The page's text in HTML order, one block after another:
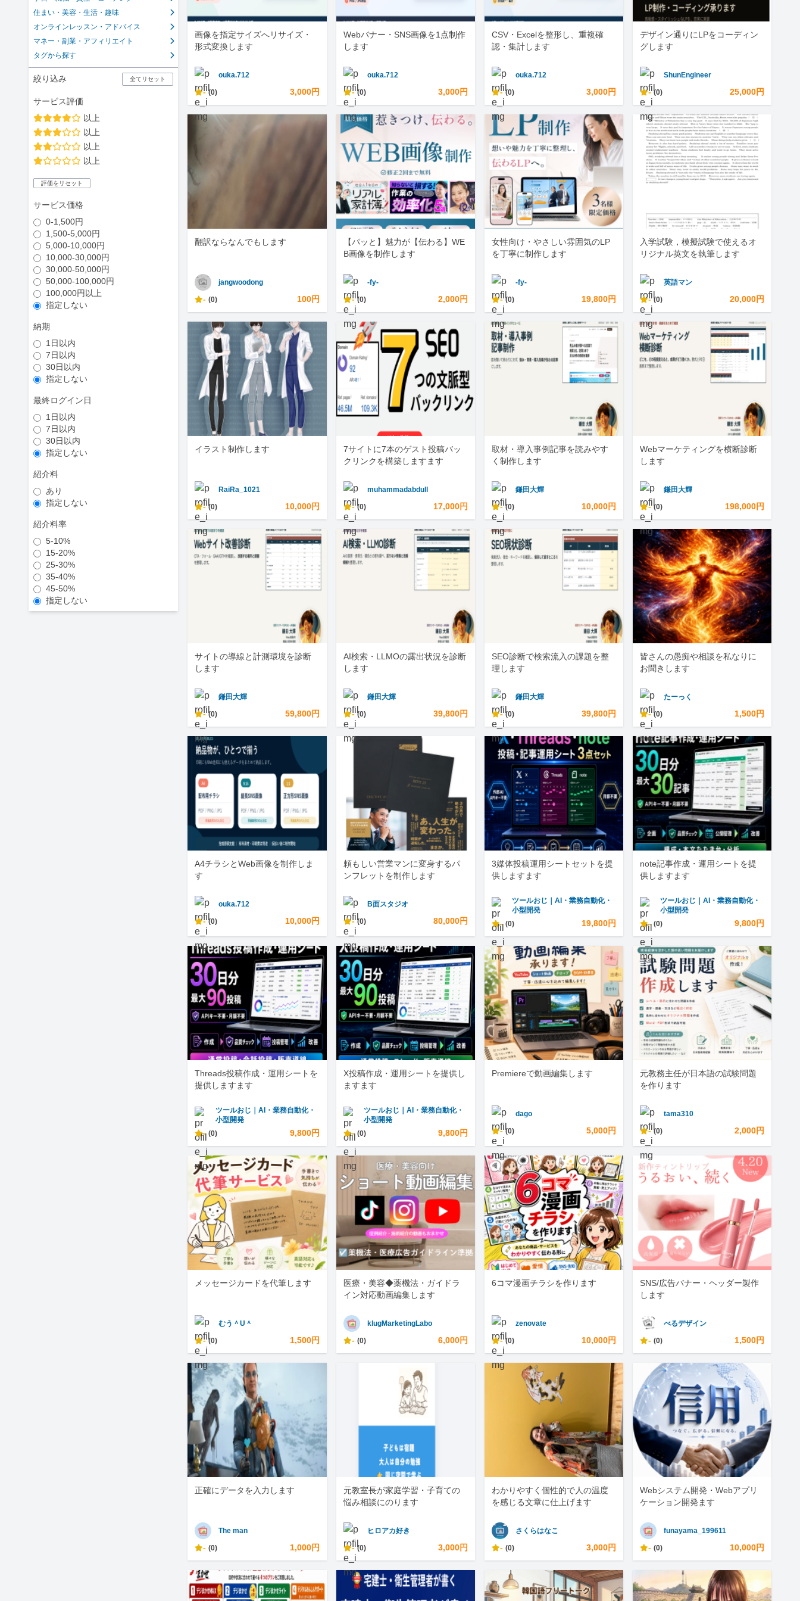
住まい・美容・生活・趣味
オンラインレッスン・アドバイス
マネー・副業・アフィリエイト
タグから探す
絞り込み 全てリセット
サービス評価
以上
以上
以上
以上
評価をリセット
サービス価格
0-1,500円
1,500-5,000円
5,000-10,000円
10,000-30,000円
30,000-50,000円
50,000-100,000円
100,000円以上
指定しない
納期
1日以内
7日以内
30日以内
指定しない
最終ログイン日
1日以内
7日以内
30日以内
指定しない
紹介料
あり
指定しない
紹介料率
5-10%
15-20%
25-30%
35-40%
45-50%
指定しない
画像を指定サイズへリサイズ・
形式変換します
ouka.712
- (0) 3,000円
Webバナー・SNS画像を1点制作
します
ouka.712
- (0) 3,000円
CSV・Excelを整形し、重複確
認・集計します
ouka.712
- (0) 3,000円
デザイン通りにLPをコーディン
グします
ShunEngineer
- (0) 25,000円
翻訳ならなんでもします
jangwoodong
- (0) 100円
【パッと】魅力が【伝わる】WE
B画像を制作します
-fy-
- (0) 2,000円
女性向け・やさしい雰囲気のLP
を丁寧に制作します
-fy-
- (0) 19,800円
入学試験，模擬試験で使えるオ
リジナル英文を執筆します
英語マン
- (0) 20,000円
イラスト制作します
RaiRa_1021
- (0) 10,000円
7サイトに7本のゲスト投稿バッ
クリンクを構築しますます
muhammadabdull
- (0) 17,000円
取材・導入事例記事を読みやす
く制作します
鎌田大輝
- (0) 10,000円
Webマーケティングを横断診断
します
鎌田大輝
- (0) 198,000円
サイトの導線と計測環境を診断
します
鎌田大輝
- (0) 59,800円
AI検索・LLMOの露出状況を診断
します
鎌田大輝
- (0) 39,800円
SEO診断で検索流入の課題を整
理します
鎌田大輝
- (0) 39,800円
皆さんの愚痴や相談を私なりに
お聞きします
たーっく
- (0) 1,500円
A4チラシとWeb画像を制作しま
す
ouka.712
- (0) 10,000円
頼もしい営業マンに変身するパ
ンフレットを制作します
B面スタジオ
- (0) 80,000円
3媒体投稿運用シートセットを提
供しますます
ツールおじ｜AI・業務自動化・
小型開発
- (0) 19,800円
note記事作成・運用シートを提
供しますます
ツールおじ｜AI・業務自動化・
小型開発
- (0) 9,800円
Threads投稿作成・運用シートを
提供しますます
ツールおじ｜AI・業務自動化・
小型開発
- (0) 9,800円
X投稿作成・運用シートを提供し
ますます
ツールおじ｜AI・業務自動化・
小型開発
- (0) 9,800円
Premiereで動画編集します
dago
- (0) 5,000円
元教務主任が日本語の試験問題
を作ります
tama310
- (0) 2,000円
メッセージカードを代筆します
むう＾U＾
- (0) 1,500円
医療・美容◆薬機法・ガイドラ
イン対応動画編集します
klugMarketingLabo
- (0) 6,000円
6コマ漫画チラシを作ります
zenovate
- (0) 10,000円
SNS/広告バナー・ヘッダー製作
します
べるデザイン
- (0) 1,500円
正確にデータを入力します
The man
- (0) 1,000円
元教室長が家庭学習・子育ての
悩み相談にのります
ヒロアカ好き
- (0) 3,000円
わかりやすく個性的で人の温度
を感じる文章に仕上げます
さくらはなこ
- (0) 3,000円
Webシステム開発・Webアプリ
ケーション開発ます
funayama_199611
- (0) 10,000円